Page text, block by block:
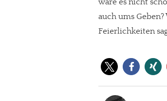
wäre es nicht
auch ums
Feierlichkeiten